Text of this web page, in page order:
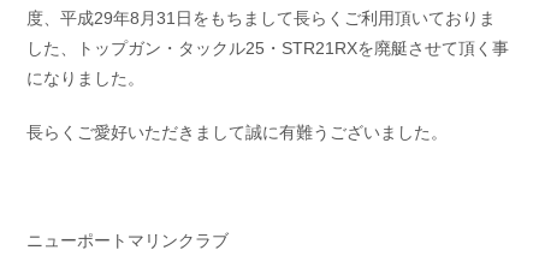
店舗情報 公式ブログ
お問い合わせ
度、平成29年8月31日をもちまして長らくご利用頂いておりま
した、トップガン・タックル25・STR21RXを廃艇させて頂く事
になりました。
長らくご愛好いただきまして誠に有難うございました。
ニューポートマリンクラブ